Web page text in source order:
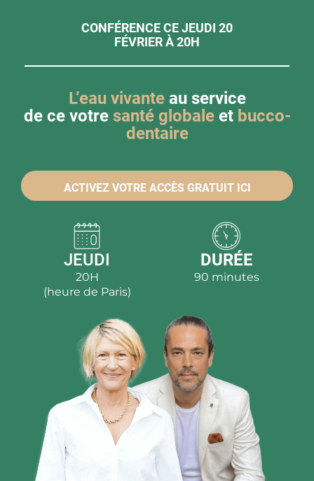
CONFÉRENCE CE JEUDI 20
FÉVRIER À 20H
L’eau vivanteau service
de ce votre santé globale et bucco-
dentaire
ACTIVEZ VOTRE ACCÈS GRATUIT ICI
JEUDI
20H
(heure de Paris)
DURÉE
90 minutes